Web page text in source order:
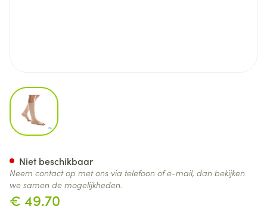
View larger image
€ 49,70
Niet beschikbaar
Neem contact op met ons via telefoon of e-mail, dan bekijken
we samen de mogelijkheden.